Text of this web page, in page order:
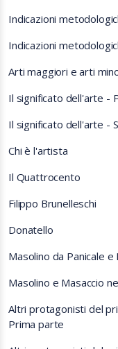
Indicazioni
Indicazioni
Arti maggiori e arti
Il significato dell'arte -
Il significato dell'arte -
Chi è l'artista
Il Quattrocento
Filippo Brunelleschi
Donatello
Masolino da Panicale e
Masolino e Masaccio
Altri protagonisti del
Prima parte